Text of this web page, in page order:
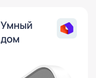
Умный
дом